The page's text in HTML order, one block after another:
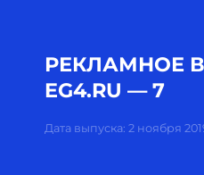
РЕКЛАМНОЕ
EG4.RU — 7
Дата выпуска: 2 ноября